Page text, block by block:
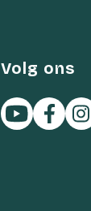
Volg ons